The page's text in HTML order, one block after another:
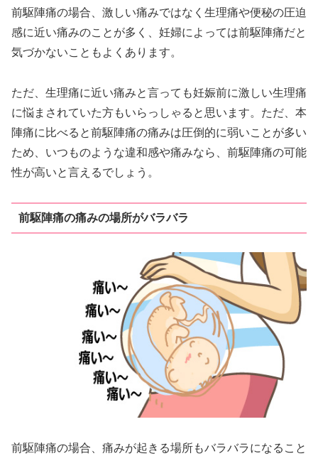
前駆陣痛の場合、激しい痛みではなく生理痛や便秘の圧迫
感に近い痛みのことが多く、妊婦によっては前駆陣痛だと
気づかないこともよくあります。
ただ、生理痛に近い痛みと言っても妊娠前に激しい生理痛
に悩まされていた方もいらっしゃると思います。ただ、本
陣痛に比べると前駆陣痛の痛みは圧倒的に弱いことが多い
ため、いつものような違和感や痛みなら、前駆陣痛の可能
性が高いと言えるでしょう。
前駆陣痛の痛みの場所がバラバラ
前駆陣痛の場合、痛みが起きる場所もバラバラになること